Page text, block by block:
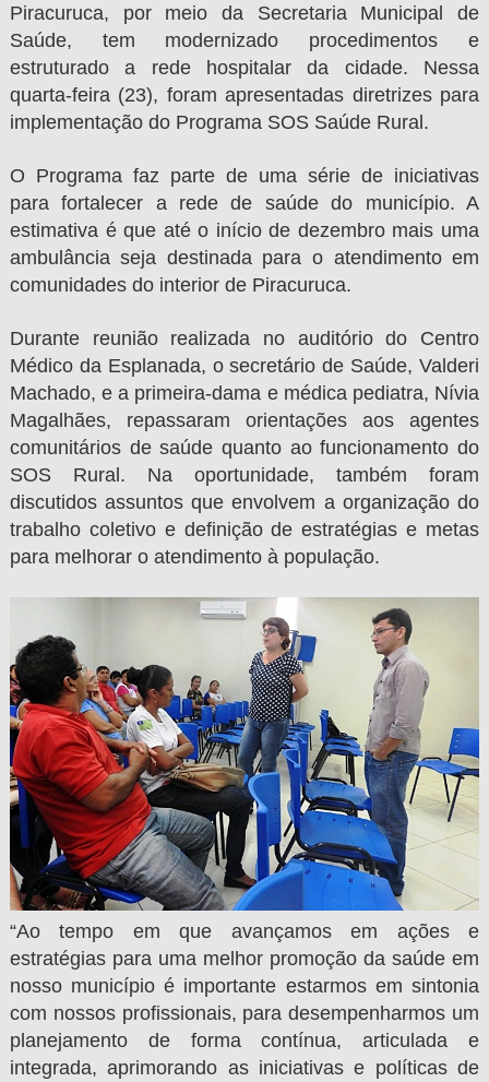
Piracuruca, por meio da Secretaria Municipal de
Saúde, tem modernizado procedimentos e
estruturado a rede hospitalar da cidade. Nessa
quarta-feira (23), foram apresentadas diretrizes para
implementação do Programa SOS Saúde Rural.
O Programa faz parte de uma série de iniciativas
para fortalecer a rede de saúde do município. A
estimativa é que até o início de dezembro mais uma
ambulância seja destinada para o atendimento em
comunidades do interior de Piracuruca.
Durante reunião realizada no auditório do Centro
Médico da Esplanada, o secretário de Saúde, Valderi
Machado, e a primeira-dama e médica pediatra, Nívia
Magalhães, repassaram orientações aos agentes
comunitários de saúde quanto ao funcionamento do
SOS Rural. Na oportunidade, também foram
discutidos assuntos que envolvem a organização do
trabalho coletivo e definição de estratégias e metas
para melhorar o atendimento à população.
“Ao tempo em que avançamos em ações e
estratégias para uma melhor promoção da saúde em
nosso município é importante estarmos em sintonia
com nossos profissionais, para desempenharmos um
planejamento de forma contínua, articulada e
integrada, aprimorando as iniciativas e políticas de